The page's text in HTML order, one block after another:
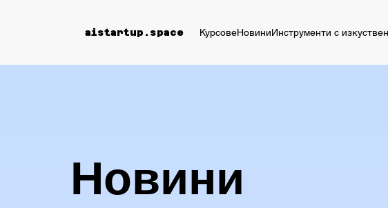
aistartup.space КурсовеНовиниИнструменти с
Новини